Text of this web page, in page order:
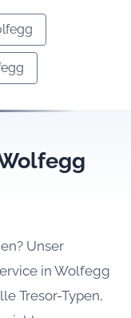
Unser
in Wolfegg
Tresor-Typen,